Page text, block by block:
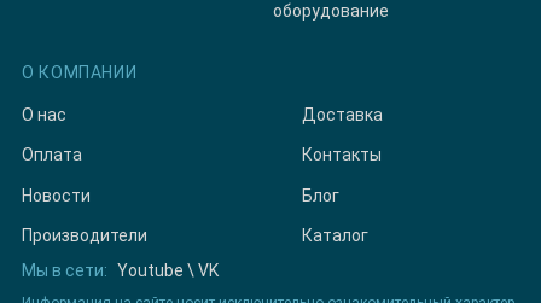
оборудование
О КОМПАНИИ
О нас Доставка
Оплата Контакты
Новости Блог
Производители
Каталог
Мы в сети: Youtube \ VK